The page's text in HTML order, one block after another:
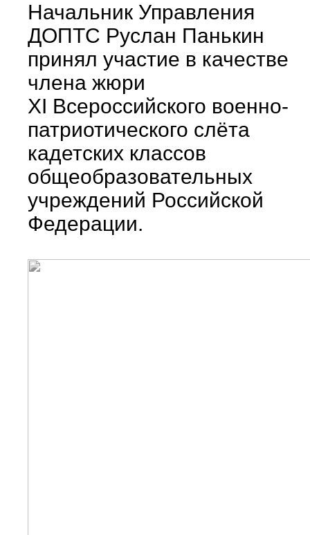
Начальник Управления
ДОПТС Руслан Панькин
принял участие в качестве
члена жюри
XI Всероссийского военно-
патриотического слёта
кадетских классов
общеобразовательных
учреждений Российской
Федерации.